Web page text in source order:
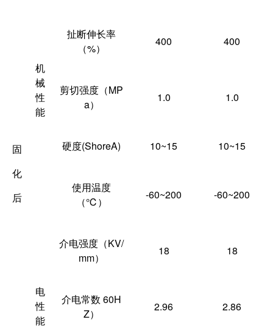
固
化
后
机
械
性
能
扯断伸长率
（%）
400 400
剪切强度（MP
a）
1.0 1.0
硬度(ShoreA) 10~15 10~15
使用温度
（℃）
-60~200 -60~200
电
性
能
介电强度（KV/
mm）
18 18
介电常数 60H
Z）
2.96 2.86